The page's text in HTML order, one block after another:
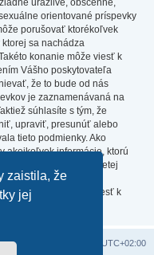
zaistila, že
jej
urážlivé, obscénne,
orientované príspevky
porušovať ktorékoľvek
ktorej sa nachádza
konanie môže viesť k
Vášho poskytovateľa
že to bude od nás
je zaznamenávaná na
súhlasíte s tým, že
upraviť, presunúť alebo
tieto podmienky. Ako
akejkoľvek informácie, ktorú
poskytnutá žiadnej tretej
ani phpBB nenesú
ktorý môže viesť k
UTC+02:00